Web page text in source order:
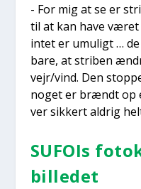
- For mig at se er
til at kan have været
intet er umu­ligt …
bare, at stri­ben
vejr/vind. Den
noget er brændt op
ver sik­kert aldrig
SUFOIs
bil­le­det